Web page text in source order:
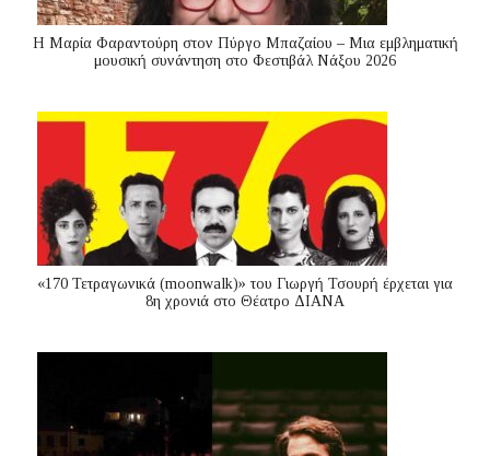
Η Μαρία Φαραντούρη στον Πύργο Μπαζαίου – Μια εμβληματική
μουσική συνάντηση στο Φεστιβάλ Νάξου 2026
«170 Τετραγωνικά (moonwalk)» του Γιωργή Τσουρή έρχεται για
8η χρονιά στο Θέατρο ΔΙΑΝΑ